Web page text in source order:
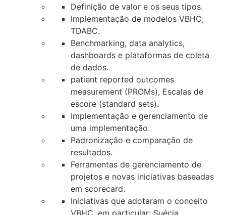
Definição de valor e os seus tipos.
Implementação de modelos VBHC;
TDABC.
Benchmarking, data analytics,
dashboards e plataformas de coleta
de dados.
patient reported outcomes
measurement (PROMs), Escalas de
escore (standard sets).
Implementação e gerenciamento de
uma implementação.
Padronização e comparação de
resultados.
Ferramentas de gerenciamento de
projetos e novas iniciativas baseadas
em scorecard.
Iniciativas que adotaram o conceito
VBHC, em particular: Suécia,